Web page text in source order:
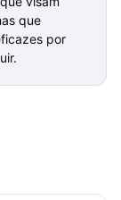
que
por